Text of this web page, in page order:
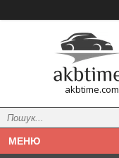
akbtime.com